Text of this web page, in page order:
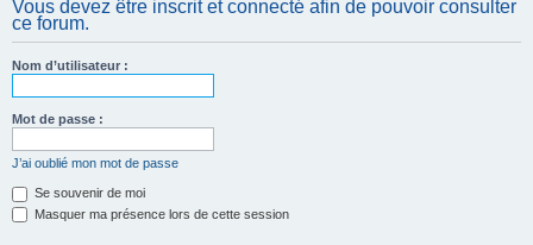
Vous devez être inscrit et connecté afin de pouvoir consulter
ce forum.
Nom d’utilisateur :
Mot de passe :
J’ai oublié mon mot de passe
Se souvenir de moi
Masquer ma présence lors de cette session